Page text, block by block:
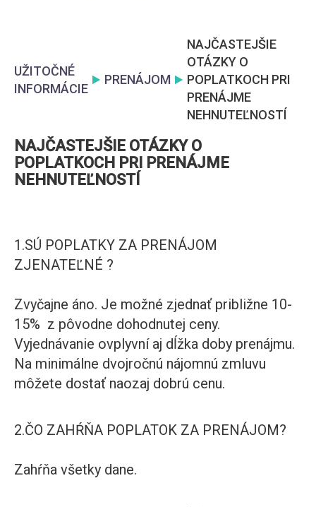
UŽITOČNÉ
INFORMÁCIE
PRENÁJOM
NAJČASTEJŠIE
OTÁZKY O
POPLATKOCH PRI
PRENÁJME
NEHNUTEĽNOSTÍ
NAJČASTEJŠIE OTÁZKY O
POPLATKOCH PRI PRENÁJME
NEHNUTEĽNOSTÍ
1.SÚ POPLATKY ZA PRENÁJOM
ZJENATEĽNÉ ?
Zvyčajne áno. Je možné zjednať približne 10-
15% z pôvodne dohodnutej ceny.
Vyjednávanie ovplyvní aj dĺžka doby prenájmu.
Na minimálne dvojročnú nájomnú zmluvu
môžete dostať naozaj dobrú cenu.
2.ČO ZAHŔŇA POPLATOK ZA PRENÁJOM?
Zahŕňa všetky dane.